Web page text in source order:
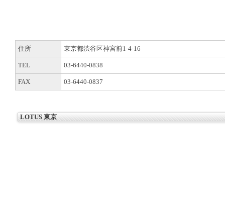
住所 東京都渋谷区神宮前1-4-16
TEL 03-6440-0838
FAX 03-6440-0837
LOTUS 東京